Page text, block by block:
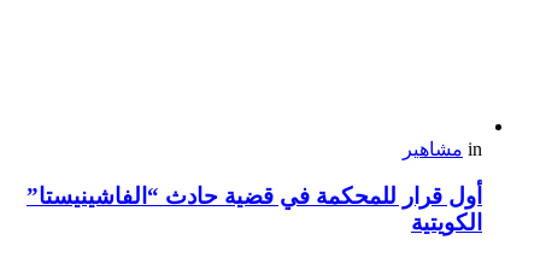
in مشاهير
أول قرار للمحكمة في قضية حادث “الفاشينيستا”
الكويتية